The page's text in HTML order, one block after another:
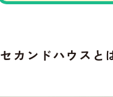
セカンドハウスと